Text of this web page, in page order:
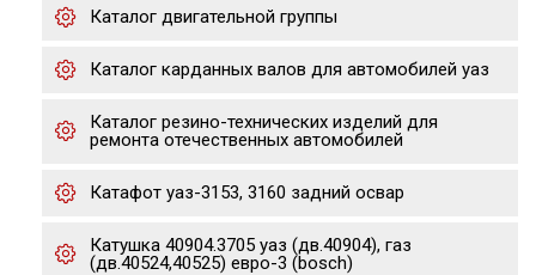
Каталог двигательной группы
Каталог карданных валов для автомобилей уаз
Каталог резино-технических изделий для
ремонта отечественных автомобилей
Катафот уаз-3153, 3160 задний освар
Катушка 40904.3705 уаз (дв.40904), газ
(дв.40524,40525) евро-3 (bosch)